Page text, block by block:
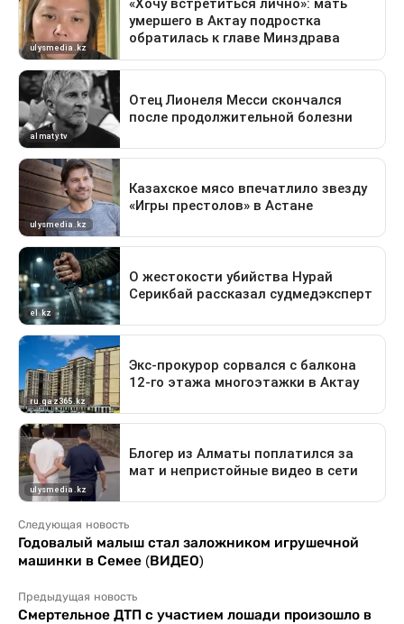
Следующая новость
Годовалый малыш стал заложником игрушечной
машинки в Семее (ВИДЕО)
Предыдущая новость
Смертельное ДТП с участием лошади произошло в